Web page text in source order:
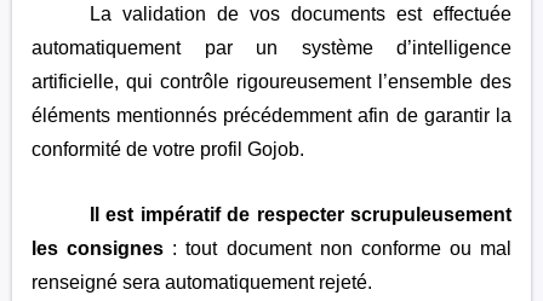
La validation de vos documents est effectuée
automatiquement par un système d’intelligence
artificielle, qui contrôle rigoureusement l’ensemble des
éléments mentionnés précédemment afin de garantir la
conformité de votre profil Gojob.
Il est impératif de respecter scrupuleusement
les consignes : tout document non conforme ou mal
renseigné sera automatiquement rejeté.